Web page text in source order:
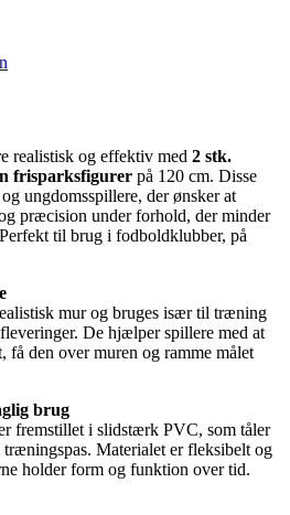
realistisk og effektiv med 2 stk.
frisparksfigurer på 120 cm. Disse
ungdomsspillere, der ønsker at
præcision under forhold, der minder
til brug i fodboldklubber, på
mur og bruges især til træning
De hjælper spillere med at
få den over muren og ramme målet
brug
fremstillet i slidstærk PVC, som tåler
Materialet er fleksibelt og
holder form og funktion over tid.